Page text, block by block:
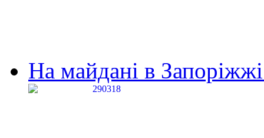
На майдані в